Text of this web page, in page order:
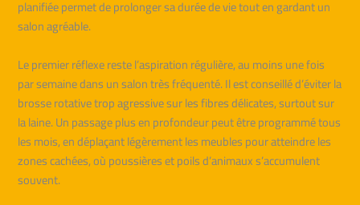
planifiée permet de prolonger sa durée de vie tout en gardant un
salon agréable.
Le premier réflexe reste l’aspiration régulière, au moins une fois
par semaine dans un salon très fréquenté. Il est conseillé d’éviter la
brosse rotative trop agressive sur les fibres délicates, surtout sur
la laine. Un passage plus en profondeur peut être programmé tous
les mois, en déplaçant légèrement les meubles pour atteindre les
zones cachées, où poussières et poils d’animaux s’accumulent
souvent.